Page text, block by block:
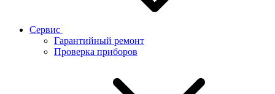
Сервис
Гарантийный ремонт
Проверка приборов